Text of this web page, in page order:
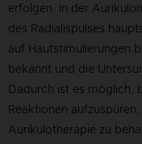
erfolgen. In der
des Radialispulses
auf Hautstimulierungen
bekannt und die
Dadurch ist es möglich,
Reaktionen
Aurikulotherapie zu